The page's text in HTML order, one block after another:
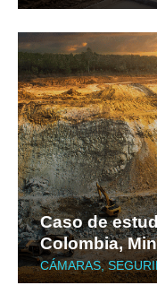
Caso de
Colombia,
CÁMARAS,